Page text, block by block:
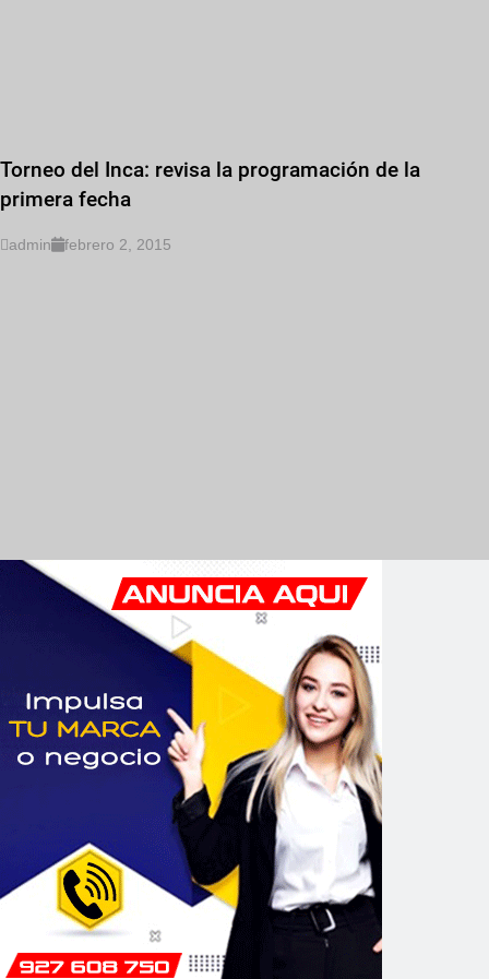
Torneo del Inca: revisa la programación de la
primera fecha
admin febrero 2, 2015